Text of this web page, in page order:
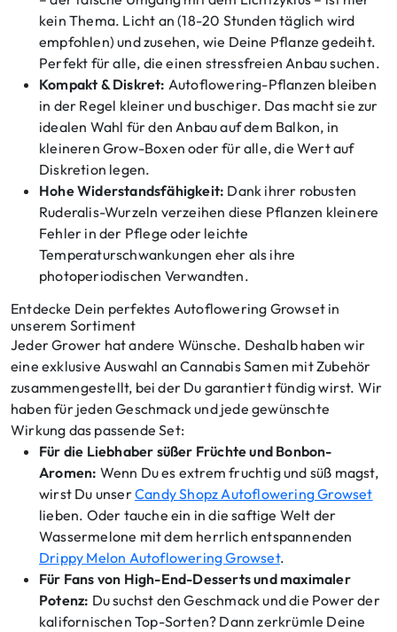
kein Thema. Licht an (18-20 Stunden täglich wird
empfohlen) und zusehen, wie Deine Pflanze gedeiht.
Perfekt für alle, die einen stressfreien Anbau suchen.
Kompakt & Diskret: Autoflowering-Pflanzen bleiben
in der Regel kleiner und buschiger. Das macht sie zur
idealen Wahl für den Anbau auf dem Balkon, in
kleineren Grow-Boxen oder für alle, die Wert auf
Diskretion legen.
Hohe Widerstandsfähigkeit: Dank ihrer robusten
Ruderalis-Wurzeln verzeihen diese Pflanzen kleinere
Fehler in der Pflege oder leichte
Temperaturschwankungen eher als ihre
photoperiodischen Verwandten.
Entdecke Dein perfektes Autoflowering Growset in
unserem Sortiment
Jeder Grower hat andere Wünsche. Deshalb haben wir
eine exklusive Auswahl an Cannabis Samen mit Zubehör
zusammengestellt, bei der Du garantiert fündig wirst. Wir
haben für jeden Geschmack und jede gewünschte
Wirkung das passende Set:
Für die Liebhaber süßer Früchte und Bonbon-
Aromen: Wenn Du es extrem fruchtig und süß magst,
wirst Du unserCandy Shopz Autoflowering Growset
lieben. Oder tauche ein in die saftige Welt der
Wassermelone mit dem herrlich entspannenden
Drippy Melon Autoflowering Growset.
Für Fans von High-End-Desserts und maximaler
Potenz: Du suchst den Geschmack und die Power der
kalifornischen Top-Sorten? Dann zerkrümle Deine